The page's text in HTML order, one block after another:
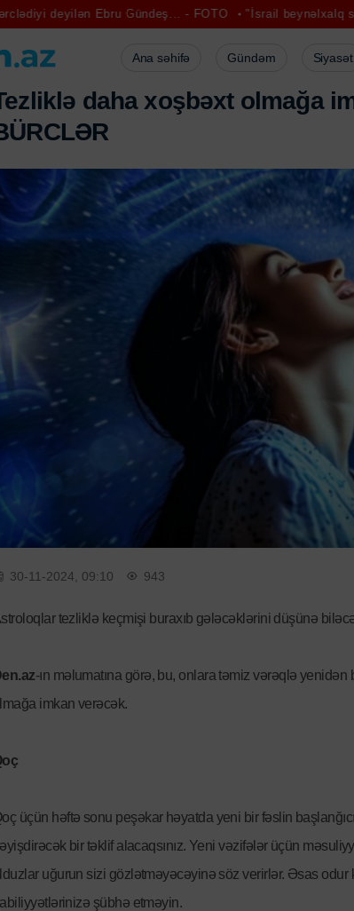
Ebru Gündeş... - FOTO "İsrail beynəlxalq səviyyədə
Ana səhifə Gündəm Siyasət
ezliklə daha xoşbəxt olmağa i
ÜRCLƏR
30-11-2024, 09:10 943
tezliklə keçmişi buraxıb gələcəklərini düşünə
-ın məlumatına görə, bu, onlara təmiz vərəqlə
imkan verəcək.
üçün həftə sonu peşəkar həyatda yeni bir fəslin
bir təklif alacaqsınız. Yeni vəzifələr üçün
uğurun sizi gözlətməyəcəyinə söz verirlər. Əsas odur
şübhə etməyin.